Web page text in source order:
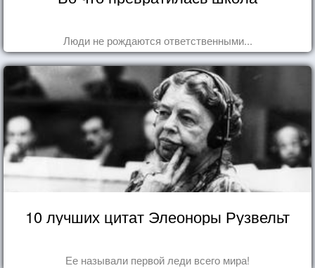
Люди не рождаются ответственными...
10 лучших цитат Элеоноры Рузвельт
Ее называли первой леди всего мира!